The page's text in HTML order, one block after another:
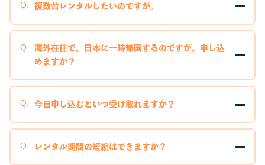
複数台レンタルしたいのですが。
海外在住で、日本に一時帰国するのですが、申し込
めますか？
今日申し込むといつ受け取れますか？
レンタル期間の短縮はできますか？